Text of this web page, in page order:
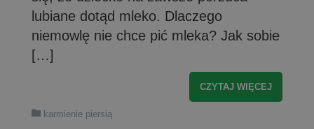
lubiane dotąd mleko. Dlaczego
niemowlę nie chce pić mleka? Jak sobie
[…]
CZYTAJ WIĘCEJ
karmienie piersią